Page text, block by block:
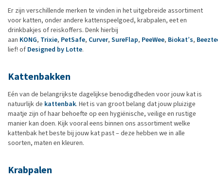
Er zijn verschillende merken te vinden in het uitgebreide assortiment
voor katten, onder andere kattenspeelgoed, krabpalen, eet en
drinkbakjes of reiskoffers. Denk hierbij
aan KONG, Trixie, PetSafe, Curver, SureFlap, PeeWee, Biokat’s,
lief! of Designed by Lotte.
Kattenbakken
Eén van de belangrijkste dagelijkse benodigdheden voor jouw kat is
natuurlijk de kattenbak. Het is van groot belang dat jouw pluizige
maatje zijn of haar behoefte op een hygiënische, veilige en rustige
manier kan doen. Kijk vooral eens binnen ons assortiment welke
kattenbak het beste bij jouw kat past – deze hebben we in alle
soorten, maten en kleuren.
Krabpalen